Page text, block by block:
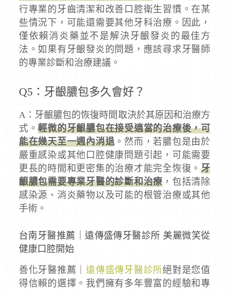
行專業的牙齒清潔和改善口腔衛生習慣。在某
些情況下，可能還需要其他牙科治療。因此，
僅依賴消炎藥並不是解決牙齦發炎的最佳方
法。如果有牙齦發炎的問題，應該尋求牙醫師
的專業診斷和治療建議。
Q5：牙齦膿包多久會好？
A：牙齦膿包的恢復時間取決於其原因和治療方
式。輕微的牙齦膿包在接受適當的治療後，可
能在幾天至一週內消退 。然而，若膿包是由於
嚴重感染或其他口腔健康問題引起，可能需要
更長的時間和更密集的治療才能完全恢復。牙
齦膿包需要專業牙醫的診斷和治療 ，包括清除
感染源、消炎藥物以及可能的根管治療或其他
手術。
台南牙醫推薦｜遠傳盛傳牙醫診所 美麗微笑從
健康口腔開始
善化牙醫推薦｜遠傳盛傳牙醫診所絕對是您值
得信賴的選擇。我們擁有多年豐富的經驗和專